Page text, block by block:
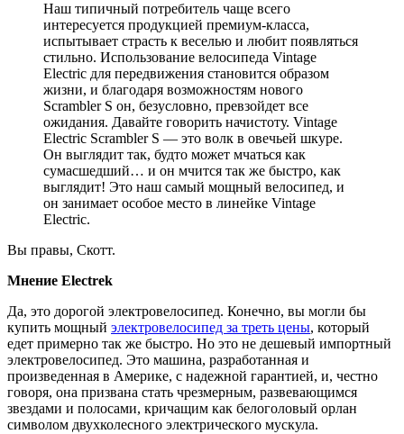
Наш типичный потребитель чаще всего
интересуется продукцией премиум-класса,
испытывает страсть к веселью и любит появляться
стильно. Использование велосипеда Vintage
Electric для передвижения становится образом
жизни, и благодаря возможностям нового
Scrambler S он, безусловно, превзойдет все
ожидания. Давайте говорить начистоту. Vintage
Electric Scrambler S — это волк в овечьей шкуре.
Он выглядит так, будто может мчаться как
сумасшедший… и он мчится так же быстро, как
выглядит! Это наш самый мощный велосипед, и
он занимает особое место в линейке Vintage
Electric.
Вы правы, Скотт.
Мнение Electrek
Да, это дорогой электровелосипед. Конечно, вы могли бы
купить мощный электровелосипед за треть цены, который
едет примерно так же быстро. Но это не дешевый импортный
электровелосипед. Это машина, разработанная и
произведенная в Америке, с надежной гарантией, и, честно
говоря, она призвана стать чрезмерным, развевающимся
звездами и полосами, кричащим как белоголовый орлан
символом двухколесного электрического мускула.